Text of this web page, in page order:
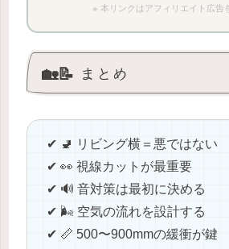
※ 本リンクはアフィリエイト広告
🏡📝 まとめ
✔ 🚽 リビング横＝悪ではない
✔ 👀 視線カットが最重要
✔ 🔊 音対策は最初に決める
✔ 🌬️ 空気の流れを設計する
✔ 📏 500〜900mmの緩衝が鍵